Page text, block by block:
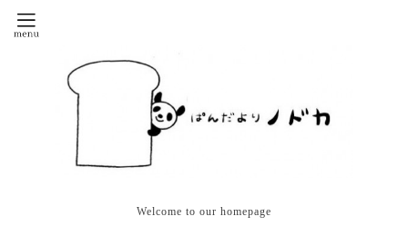
Welcome to our homepage